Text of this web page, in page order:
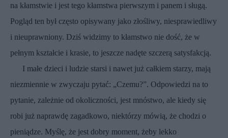
na kłamstwie i jest tego kłamstwa pierwszym i panem i sługą.
Pogląd ten był często opisywany jako złośliwy, niesprawiedliwy
i nieuprawniony. Dziś widzimy to kłamstwo nie dość, że w
pełnym kształcie i krasie, to jeszcze nadęte szczerą satysfakcją.
I małe dzieci i ludzie starsi i nawet już całkiem starzy, mają
niezmiennie w zwyczaju pytać: „Czemu?”. Odpowiedzi na to
pytanie, zależnie od okoliczności, jest mnóstwo, ale kiedy się
robi już naprawdę zagadkowo, niektórzy mówią, że chodzi o
pieniądze. Myślę, że jest dobry moment, żeby lekko